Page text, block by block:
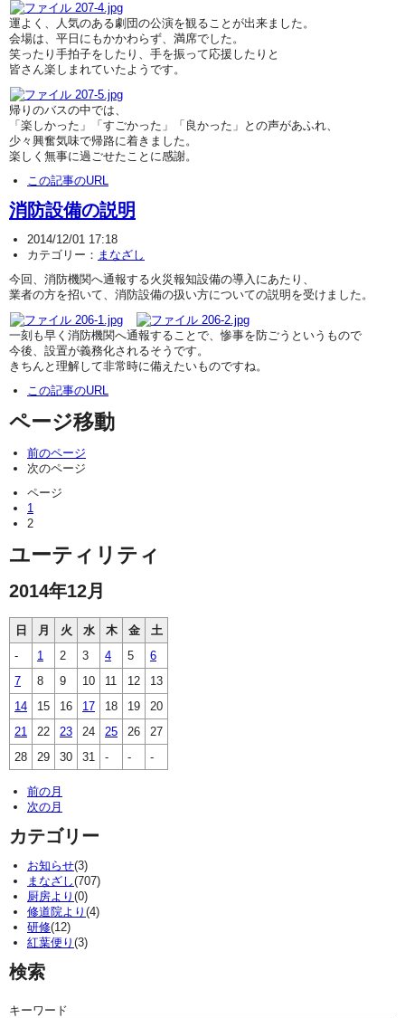
運よく、人気のある劇団の公演を観ることが出来ました。
会場は、平日にもかかわらず、満席でした。
笑ったり手拍子をしたり、手を振って応援したりと
皆さん楽しまれていたようです。
帰りのバスの中では、
「楽しかった」「すごかった」「良かった」との声があふれ、
少々興奮気味で帰路に着きました。
楽しく無事に過ごせたことに感謝。
この記事のURL
消防設備の説明
2014/12/01 17:18
カテゴリー： まなざし
今回、消防機関へ通報する火災報知設備の導入にあたり、
業者の方を招いて、消防設備の扱い方についての説明を受けました。
一刻も早く消防機関へ通報することで、惨事を防ごうというもので
今後、設置が義務化されるそうです。
きちんと理解して非常時に備えたいものですね。
この記事のURL
ページ移動
前のページ
次のページ
ページ
1
2
ユーティリティ
2014年12月
日 月 火 水 木 金
土
-
1 2 3 4 5
6
7
8 9 10 11 12
13
14
15 16 17 18 19
20
21
22 23 24 25 26
27
28
29 30 31 - - -
前の月
次の月
カテゴリー
お知らせ(3)
まなざし(707)
厨房より (0)
修道院より (4)
研修(12)
紅葉便り (3)
検索
キーワード